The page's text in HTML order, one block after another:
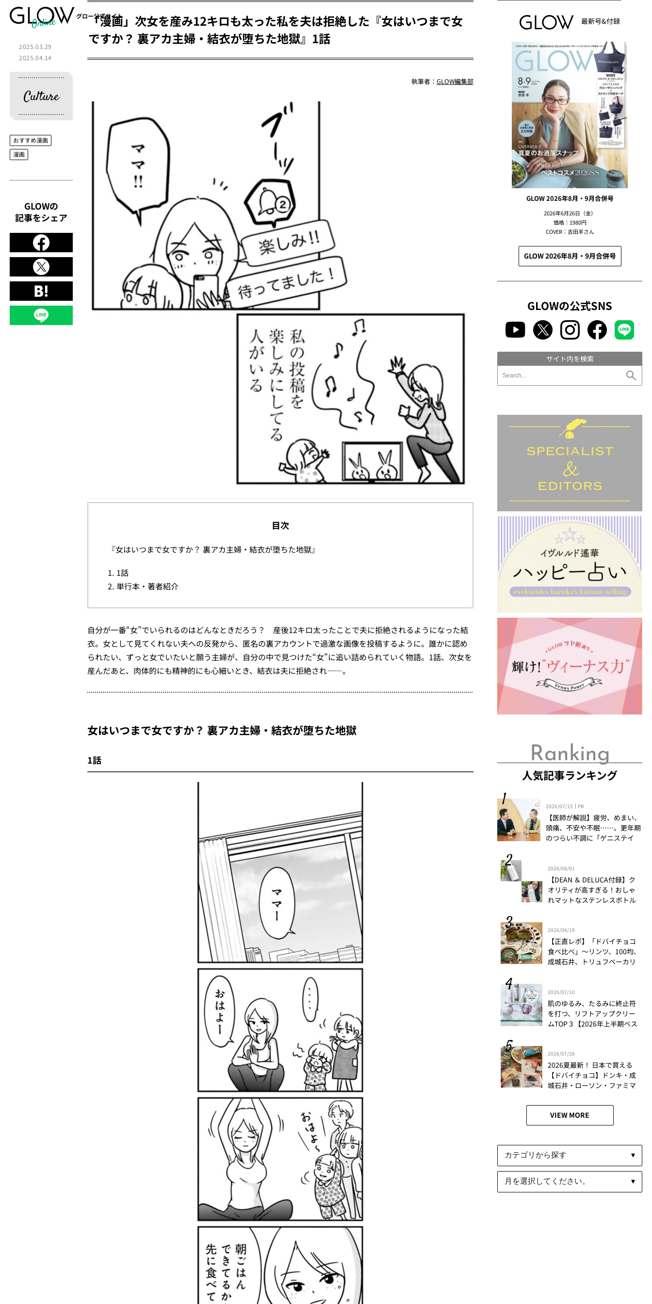
グロー公式サイト
2025.03.29
2025.04.14
Culture
おすすめ漫画
漫画
GLOWの
記事をシェア
「漫画」次女を産み12キロも太った私を夫は拒絶した『女はいつまで女
ですか？ 裏アカ主婦・結衣が堕ちた地獄』1話
執筆者： GLOW編集部
目次
『女はいつまで女ですか？ 裏アカ主婦・結衣が堕ちた地獄』
1話
単行本・著者紹介
自分が一番“女”でいられるのはどんなときだろう？ 産後12キロ太ったことで夫に拒絶されるようになった結
衣。女として見てくれない夫への反発から、匿名の裏アカウントで過激な画像を投稿するように。誰かに認め
られたい、ずっと女でいたいと願う主婦が、自分の中で見つけた“女”に追い詰められていく物語。1話、次女を
産んだあと、肉体的にも精神的にも心細いとき、結衣は夫に拒絶され――。
女はいつまで女ですか？ 裏アカ主婦・結衣が堕ちた地獄
1話
最新号&付録
GLOW 2026年8月・9月合併号
2026年6月26日（金）
価格：1980円
COVER：吉田羊さん
GLOW 2026年8月・9月合併号
GLOWの公式SNS
サイト内を検索
Ranking
人気記事ランキング
2026/07/15 PR
【医師が解説】疲労、めまい、
頭痛、不安や不眠……。更年期
のつらい不調に「ゲニステイ
2026/08/01
【DEAN ＆ DELUCA付録】ク
オリティが高すぎる！おしゃ
れマットなステンレスボトル
2026/04/19
【正直レポ】「ドバイチョコ
食べ比べ」～リンツ、100均、
成城石井、トリュフベーカリ
2026/07/10
肌のゆるみ、たるみに終止符
を打つ、リフトアップクリー
ムTOP３【2026年上半期ベス
2026/07/26
2026夏最新！ 日本で買える
【ドバイチョコ】ドンキ・成
城石井・ローソン・ファミマ
VIEW MORE